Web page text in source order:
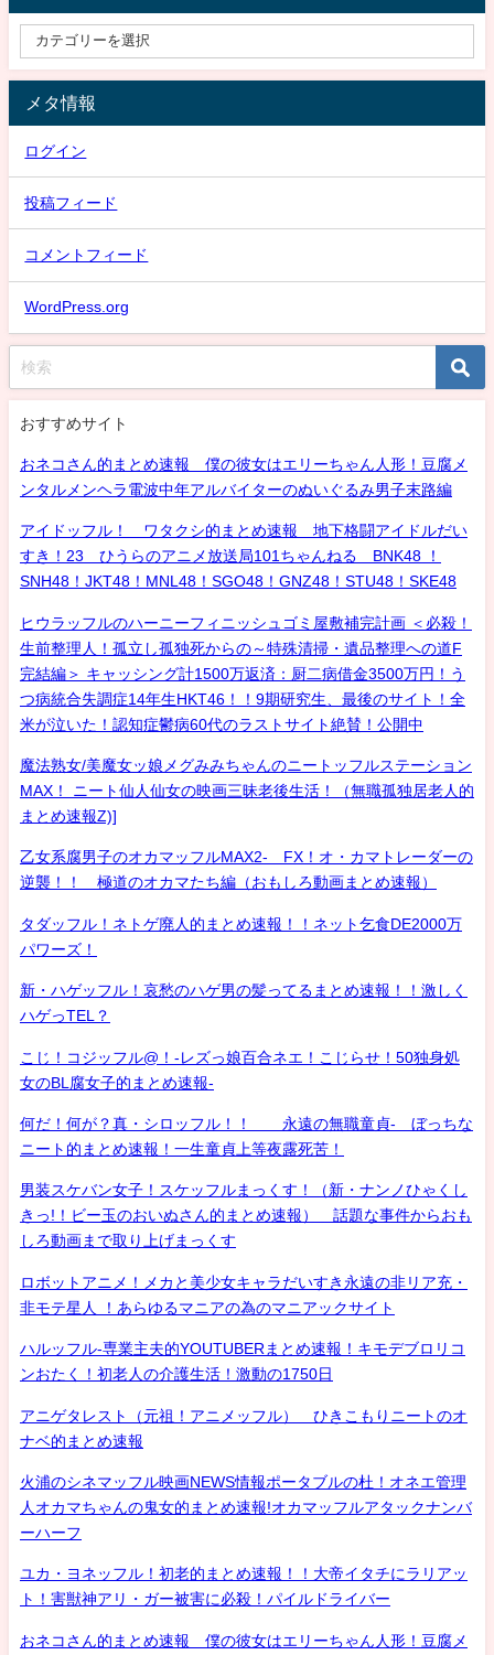
メタ情報
ログイン
投稿フィード
コメントフィード
WordPress.org
おすすめサイト
おネコさん的まとめ速報 僕の彼女はエリーちゃん人形！豆腐メ
ンタルメンヘラ電波中年アルバイターのぬいぐるみ男子末路編
アイドッフル！ ワタクシ的まとめ速報 地下格闘アイドルだい
すき！23 ひうらのアニメ放送局101ちゃんねる BNK48 ！
SNH48！JKT48！MNL48！SGO48！GNZ48！STU48！SKE48
ヒウラッフルのハーニーフィニッシュゴミ屋敷補完計画 ＜必殺！
生前整理人！孤立し孤独死からの～特殊清掃・遺品整理への道F
完結編＞ キャッシング計1500万返済：厨二病借金3500万円！う
つ病統合失調症14年生HKT46！！9期研究生、最後のサイト！全
米が泣いた！認知症鬱病60代のラストサイト絶賛！公開中
魔法熟女/美魔女ッ娘メグみみちゃんのニートッフルステーション
MAX！ ニート仙人仙女の映画三昧老後生活！（無職孤独居老人的
まとめ速報Z)]
乙女系腐男子のオカマッフルMAX2- FX！オ・カマトレーダーの
逆襲！！ 極道のオカマたち編（おもしろ動画まとめ速報）
タダッフル！ネトゲ廃人的まとめ速報！！ネット乞食DE2000万
パワーズ！
新・ハゲッフル！哀愁のハゲ男の髪ってるまとめ速報！！激しく
ハゲっTEL？
こじ！コジッフル@！-レズっ娘百合ネエ！こじらせ！50独身処
女のBL腐女子的まとめ速報-
何だ！何が？真・シロッフル！！ 永遠の無職童貞- ぼっちな
ニート的まとめ速報！一生童貞上等夜露死苦！
男装スケバン女子！スケッフルまっくす！（新・ナンノひゃくし
きっ!！ビー玉のおいぬさん的まとめ速報） 話題な事件からおも
しろ動画まで取り上げまっくす
ロボットアニメ！メカと美少女キャラだいすき永遠の非リア充・
非モテ星人 ！あらゆるマニアの為のマニアックサイト
ハルッフル-専業主夫的YOUTUBERまとめ速報！キモデブロリコ
ンおたく！初老人の介護生活！激動の1750日
アニゲタレスト（元祖！アニメッフル） ひきこもりニートのオ
ナベ的まとめ速報
火浦のシネマッフル映画NEWS情報ポータブルの杜！オネエ管理
人オカマちゃんの鬼女的まとめ速報!オカマッフルアタックナンバ
ーハーフ
ユカ・ヨネッフル！初老的まとめ速報！！大帝イタチにラリアッ
ト！害獣神アリ・ガー被害に必殺！パイルドライバー
おネコさん的まとめ速報 僕の彼女はエリーちゃん人形！豆腐メ